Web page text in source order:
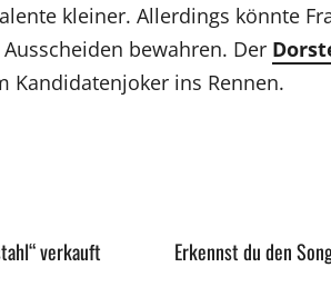
kleiner. Allerdings könnte
bewahren. Der
Kandidatenjoker ins Rennen.
verkauft
Erkennst du den